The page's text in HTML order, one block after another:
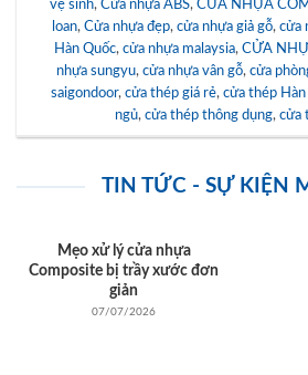
vệ sinh, Cửa nhựa ABS, CỬA NHỰA
loan, Cửa nhựa đẹp, cửa nhựa giả gỗ, cửa
Hàn Quốc, cửa nhựa malaysia, CỬA
nhựa sungyu, cửa nhựa vân gỗ, cửa
saigondoor, cửa thép giá rẻ, cửa thép Hàn
ngủ, cửa thép thông dụng, cửa
TIN TỨC - SỰ KIỆN
Mẹo xử lý cửa nhựa
Composite bị trầy xước đơn
giản
07/07/2026